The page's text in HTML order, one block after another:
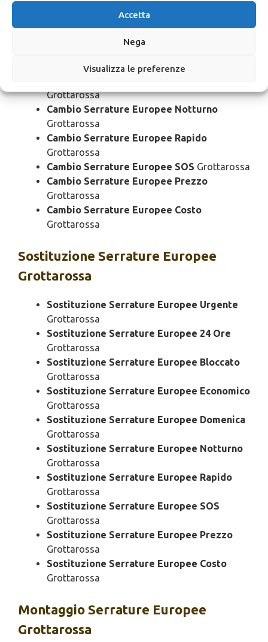
Accetta
Nega
Visualizza le preferenze
Grottarossa
Grottarossa
Cambio Serrature Europee Notturno
Grottarossa
Cambio Serrature Europee Rapido
Grottarossa
Cambio Serrature Europee SOS Grottarossa
Cambio Serrature Europee Prezzo
Grottarossa
Cambio Serrature Europee Costo
Grottarossa
Sostituzione Serrature Europee
Grottarossa
Sostituzione Serrature Europee Urgente
Grottarossa
Sostituzione Serrature Europee 24 Ore
Grottarossa
Sostituzione Serrature Europee Bloccato
Grottarossa
Sostituzione Serrature Europee Economico
Grottarossa
Sostituzione Serrature Europee Domenica
Grottarossa
Sostituzione Serrature Europee Notturno
Grottarossa
Sostituzione Serrature Europee Rapido
Grottarossa
Sostituzione Serrature Europee SOS
Grottarossa
Sostituzione Serrature Europee Prezzo
Grottarossa
Sostituzione Serrature Europee Costo
Grottarossa
Montaggio Serrature Europee
Grottarossa